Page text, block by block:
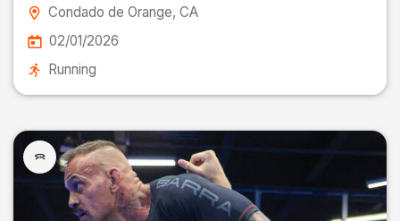
Condado de Orange, CA
02/01/2026
Running